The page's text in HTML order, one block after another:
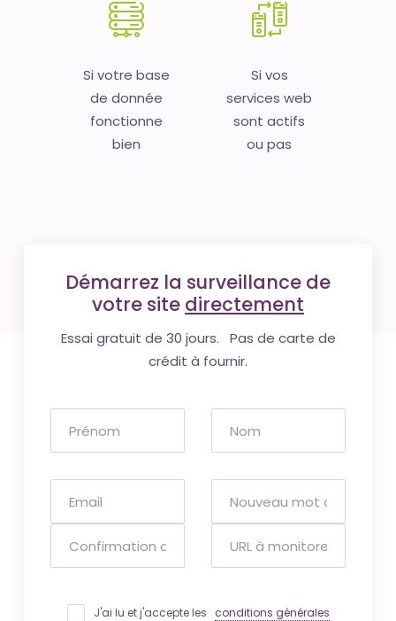
Si votre base
de donnée
fonctionne
bien
Si vos
services web
sont actifs
ou pas
Démarrez la surveillance de
votre site directement
Essai gratuit de 30 jours. Pas de carte de
crédit à fournir.
J'ai lu et j'accepte les conditions générales